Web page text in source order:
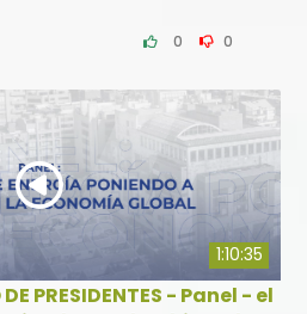
0 0
1:10:35
PRESIDENTES - Panel - el